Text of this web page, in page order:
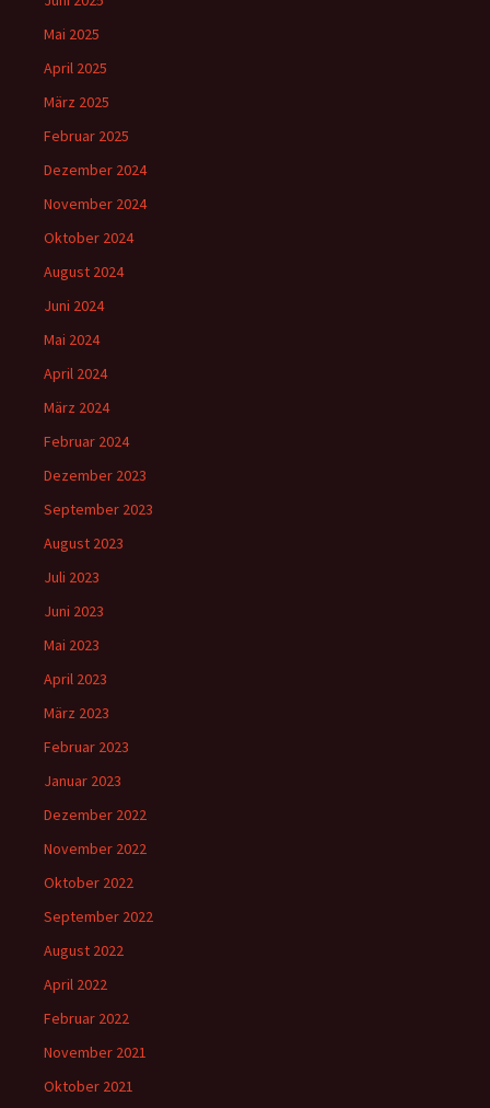
Mai 2025
April 2025
März 2025
Februar 2025
Dezember 2024
November 2024
Oktober 2024
August 2024
Juni 2024
Mai 2024
April 2024
März 2024
Februar 2024
Dezember 2023
September 2023
August 2023
Juli 2023
Juni 2023
Mai 2023
April 2023
März 2023
Februar 2023
Januar 2023
Dezember 2022
November 2022
Oktober 2022
September 2022
August 2022
April 2022
Februar 2022
November 2021
Oktober 2021